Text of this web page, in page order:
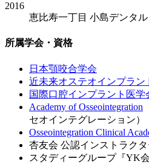
2016
恵比寿一丁目 小島デンタ
所属学会・資格
日本顎咬合学会
近未来オステオインプラン
国際口腔インプラント医学
Academy of Osseointegration
セオインテグレーション）
Osseointegration Clinical
杏友会 公認インストラクタ
スタディーグループ『YK